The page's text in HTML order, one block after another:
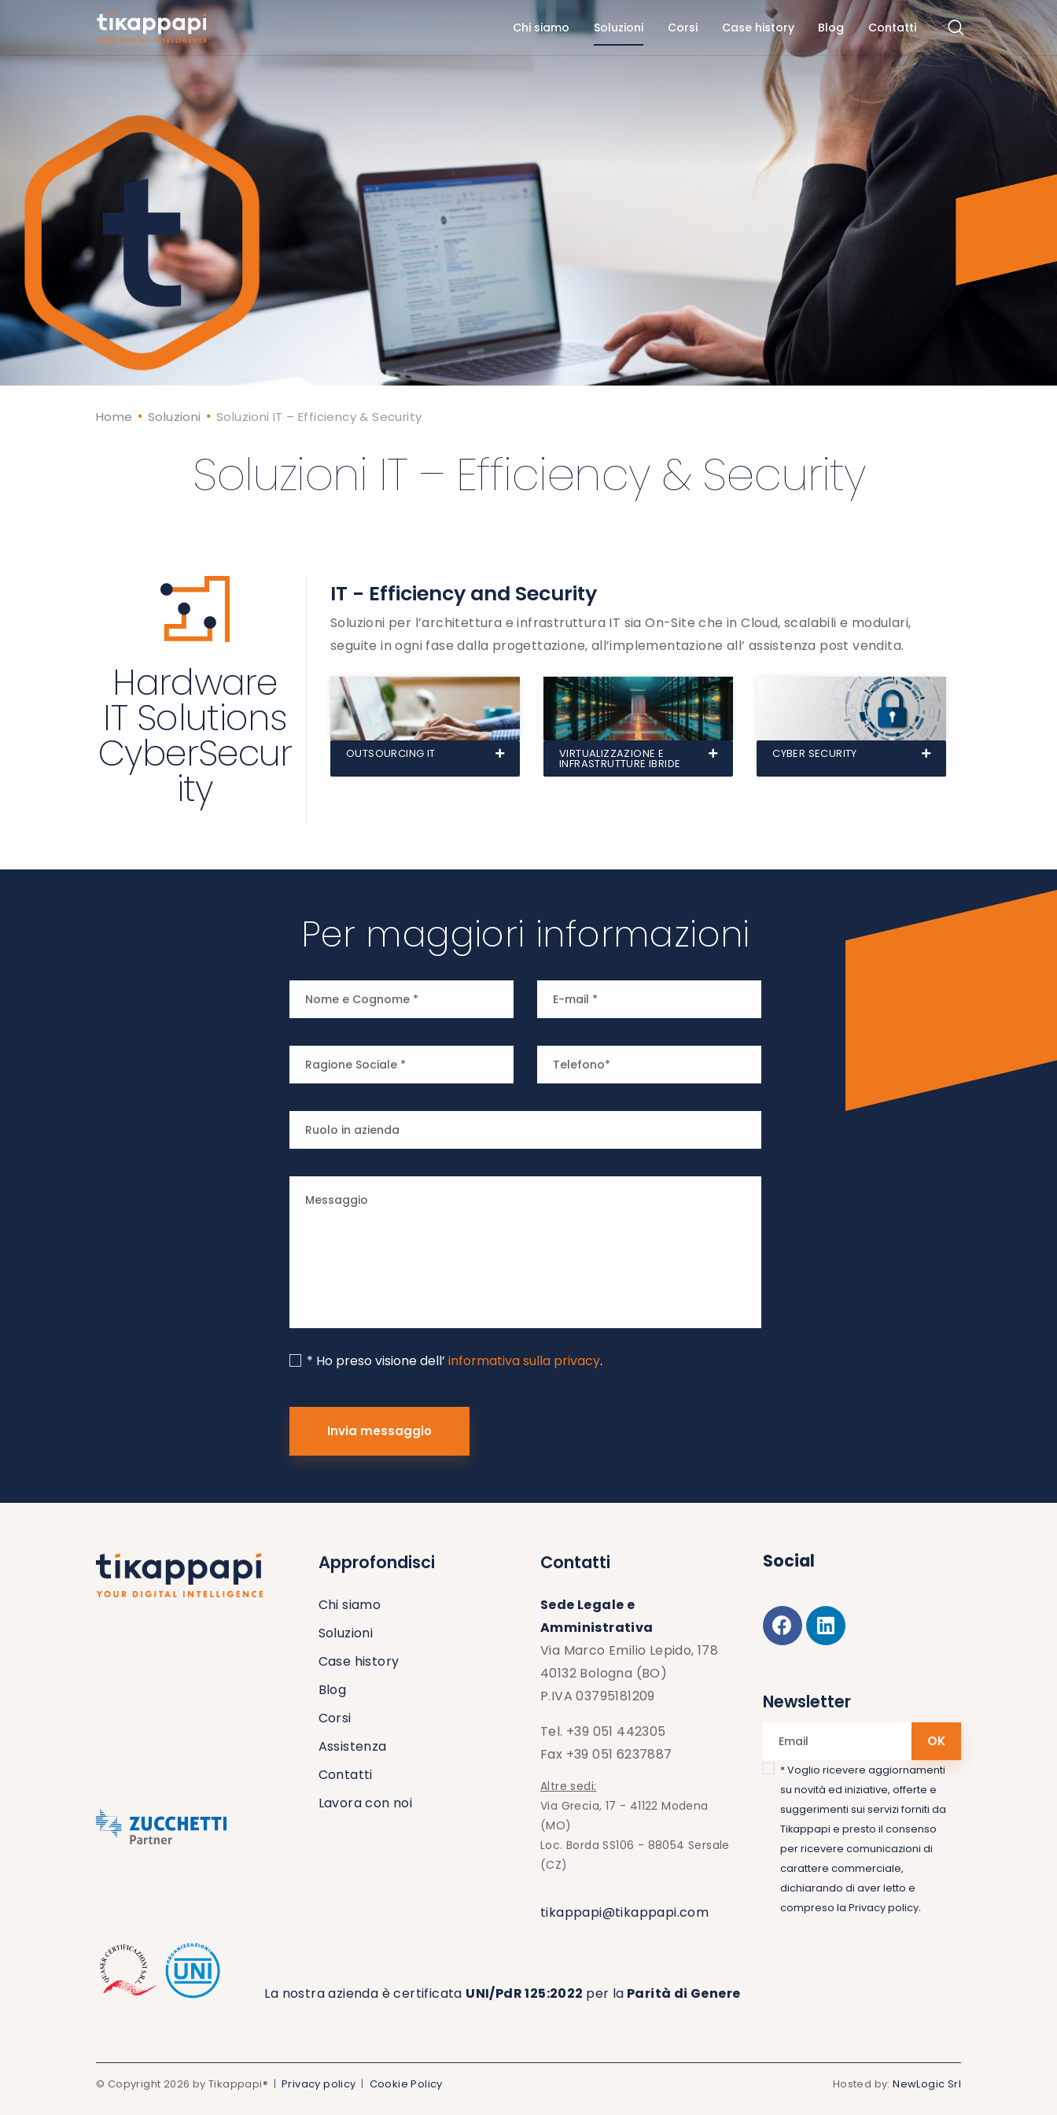
Chi siamo Soluzioni Corsi Case history Blog Contatti
SOLUZIONI
BLOG
CONTATTI
Home Soluzioni Soluzioni IT – Efficiency & Security
Soluzioni IT – Efficiency & Security
Hardware
IT Solutions
CyberSecur
ity
IT - Efficiency and Security
Soluzioni per l’architettura e infrastruttura IT sia On-Site che in Cloud, scalabili e modulari,
seguite in ogni fase dalla progettazione, all’implementazione all’ assistenza post vendita.
OUTSOURCING IT VIRTUALIZZAZIONE E
INFRASTRUTTURE IBRIDE
CYBER SECURITY
Per maggiori informazioni
* Ho preso visione dell’informativa sulla privacy.
Approfondisci
Chi siamo
Soluzioni
Case history
Blog
Corsi
Assistenza
Contatti
Lavora con noi
Contatti
Sede Legale e
Amministrativa
Via Marco Emilio Lepido, 178
40132 Bologna (BO)
P.IVA 03795181209
Tel. +39 051 442305
Fax +39 051 6237887
Altre sedi:
Via Grecia, 17 - 41122 Modena
(MO)
Loc. Borda SS106 - 88054 Sersale
(CZ)
tikappapi@tikappapi.com
Social
Newsletter
* Voglio ricevere aggiornamenti
su novità ed iniziative, offerte e
suggerimenti sui servizi forniti da
Tikappapi e presto il consenso
per ricevere comunicazioni di
carattere commerciale,
dichiarando di aver letto e
compreso la Privacy policy.
La nostra azienda è certificata UNI/PdR 125:2022 per la Parità di Genere
© Copyright 2026 by Tikappapi® | Privacy policy | Cookie Policy Hosted by:NewLogic Srl